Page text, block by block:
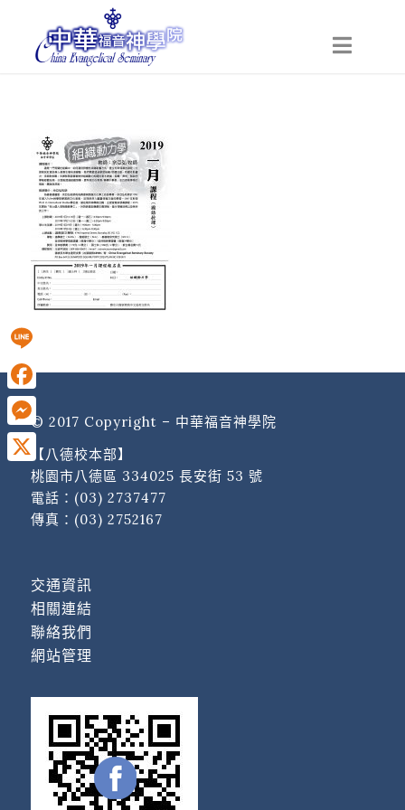
© 2017 Copyright – 中華福音神學院
【八德校本部】
桃園市八德區 334025 長安街 53 號
電話： (03) 2737477
傳真：(03) 2752167
交通資訊
相關連結
聯絡我們
網站管理
Line
Facebook
Messenger